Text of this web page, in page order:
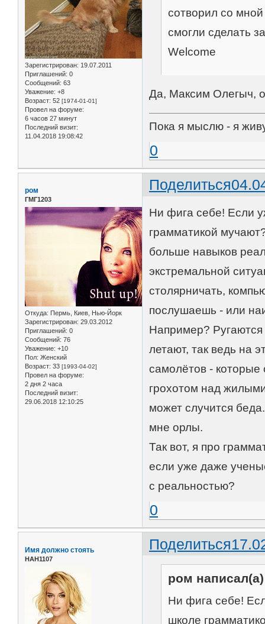
Зарегистрирован: 19.07.2011
Приглашений: 0
Сообщений: 63
Уважение: +8
Возраст: 52 [1974-01-01]
Провел на форуме:
6 часов 27 минут
Последний визит:
11.04.2018 19:08:42
сотворил со
смогли сделать
Welcome
Да, Максим Олегыч,
Пока я мыслю - я
0
Поделиться
ром
ГМГ1203
Откуда: Пермь, Киев, Нью-Йорк
Зарегистрирован: 29.03.2012
Приглашений: 0
Сообщений: 76
Уважение: +10
Пол: Женский
Возраст: 33 [1993-04-02]
Провел на форуме:
2 дня 2 часа
Последний визит:
29.06.2018 12:10:25
Ни фига себе! Если
грамматикой
больше навыков
экстремальной
столярничать,
послушаешь - или
Например?
летают, так ведь на
самолётов - которые
грохотом над
может случится
мне орлы.
Так вот, я про
если уже даже
с реальностью?
0
Поделиться
Имя должно стоять
НАН1107
ром
Ни фига себе!
школе